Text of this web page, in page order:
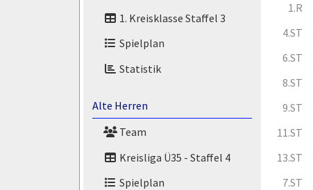
1. Kreisklasse Staffel 3
Spielplan
Statistik
Alte Herren
Team
Kreisliga Ü35 - Staffel 4
Spielplan
1.R
4.ST
6.ST
8.ST
9.ST
11.ST
13.ST
7.ST